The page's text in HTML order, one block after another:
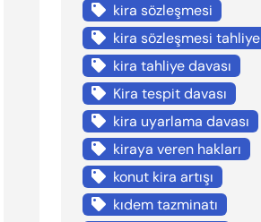
kira sözleşmesi
kira sözleşmesi tahliye
kira tahliye davası
Kira tespit davası
kira uyarlama davası
kiraya veren hakları
konut kira artışı
kıdem tazminatı